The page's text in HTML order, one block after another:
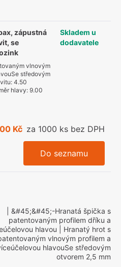
zápustná
se
vlnovým
středovým
:4.50
hlavy:9.00
Skladem u
dodavatele
Kč za 1000 ks bez DPH
Do seznamu
| &#45;&#45;-Hranatá špička s
patentovaným profilem dříku a
hlavou | Hranatý hrot s
vlnovým profilem a
hlavouSe středovým
otvorem 2,5 mm